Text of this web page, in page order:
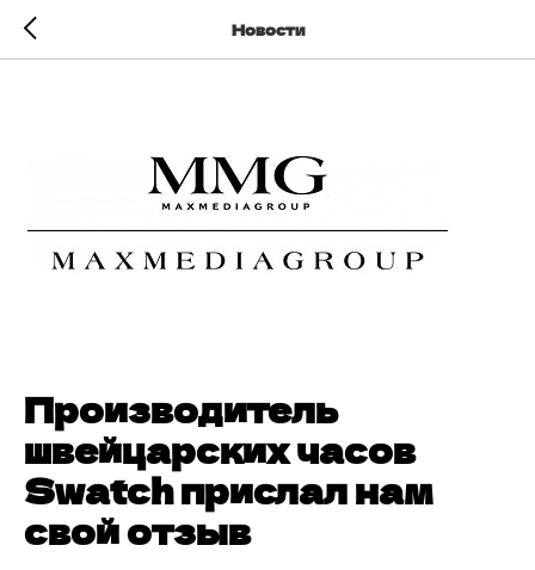
Новости
Производитель
швейцарских часов
Swatch прислал нам
свой отзыв